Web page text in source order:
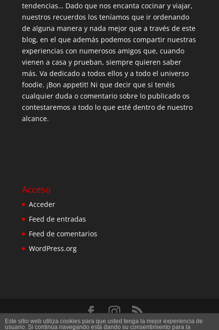
tendencias… Dado que nos encanta cocinar y viajar,
nuestros recuerdos los teníamos que ir ordenando
de alguna manera y nada mejor que a través de este
blog, en el que además podemos compartir nuestras
experiencias con numerosos amigos que, cuando
vienen a casa y prueban, siempre quieren saber
más. Va dedicado a todos ellos y a todo el universo
foodie. ¡Bon appetit! Ni que decir que si tenéis
cualquier duda o comentario sobre lo publicado os
contestaremos a todo lo que esté dentro de nuestro
alcance.
Acceso
Acceder
Feed de entradas
Feed de comentarios
WordPress.org
Diseñado porElegant Themes| Desarrollado por
Este sitio web utiliza cookies para que usted tenga la mejor experiencia de
usuario. Si continúa navegando está dando su consentimiento para la